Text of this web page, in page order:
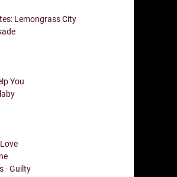
Lemongrass City
You
- Guilty